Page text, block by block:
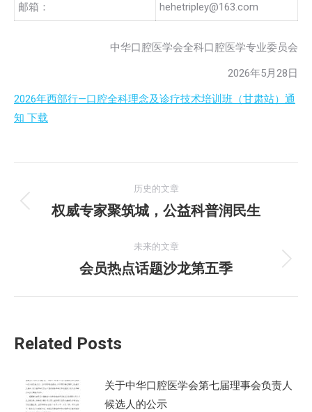
邮箱： hehetripley@163.com
中华口腔医学会全科口腔医学专业委员会
2026年5月28日
2026年西部行—口腔全科理念及诊疗技术培训班（甘肃站）通
知 下载
章
历史的文章
历
的
文
权威专家聚筑城，公益科普润民生
未来的文章
未
会员热点话题沙龙第五季
Related Posts
关于中华口腔医学会第七届理事会负责人
候选人的公示